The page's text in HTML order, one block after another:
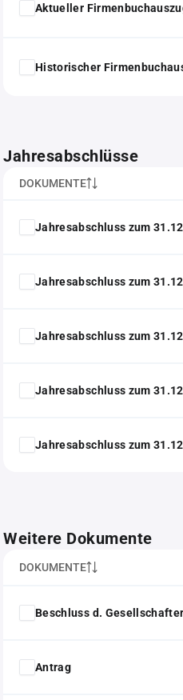
Aktueller
Historischer
Jahresabschlüsse
DOKUMENTE
Jahresabschluss zum
Jahresabschluss zum
Jahresabschluss zum
Jahresabschluss zum
Jahresabschluss zum
Weitere Dokumente
DOKUMENTE
Beschluss d. Gesellschafter
Antrag